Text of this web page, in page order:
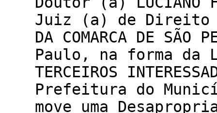
Juiz (a) de Direito da
DA COMARCA DE
Paulo, na forma da
TERCEIROS
Prefeitura do
move uma